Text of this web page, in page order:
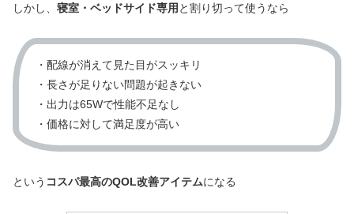
しかし、 寝室・ベッドサイド専用 と割り切って使うなら
・配線が消えて見た目がスッキリ
・長さが足りない問題が起きない
・出力は65Wで性能不足なし
・価格に対して満足度が高い
という コスパ最高のQOL改善アイテムになる